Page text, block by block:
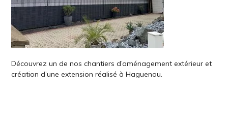
Découvrez un de nos chantiers d’aménagement extérieur et
création d’une extension réalisé à Haguenau.